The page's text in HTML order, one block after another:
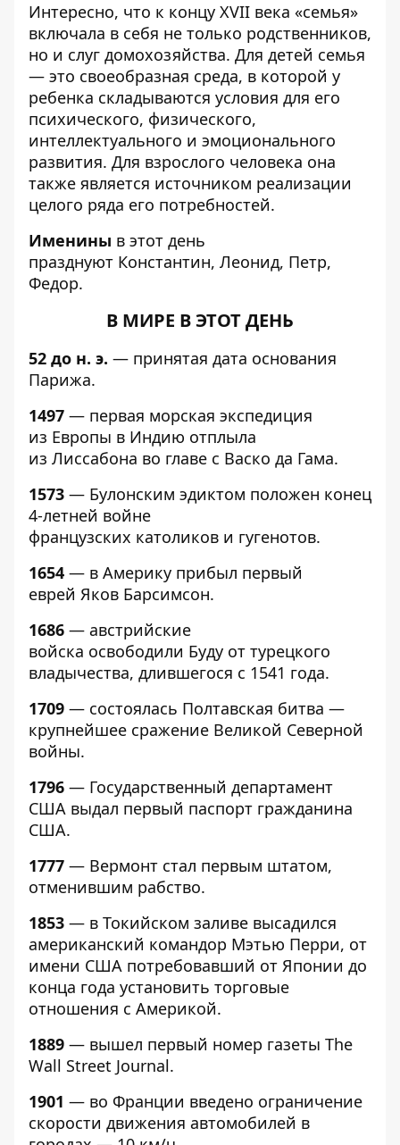
Интересно, что к концу ХVII века «семья»
включала в себя не только родственников,
но и слуг домохозяйства. Для детей семья
— это своеобразная среда, в которой у
ребенка складываются условия для его
психического, физического,
интеллектуального и эмоционального
развития. Для взрослого человека она
также является источником реализации
целого ряда его потребностей.
Именины в этот день
празднуют Константин, Леонид, Петр,
Федор.
В МИРЕ В ЭТОТ ДЕНЬ
52 до н. э. — принятая дата основания
Парижа.
1497 — первая морская экспедиция
из Европы в Индию отплыла
из Лиссабона во главе с Васко да Гама.
1573 — Булонским эдиктом положен конец
4-летней войне
французских католиков и гугенотов.
1654 — в Америку прибыл первый
еврей Яков Барсимсон.
1686 — австрийские
войска освободили Буду от турецкого
владычества, длившегося с 1541 года.
1709 — состоялась Полтавская битва —
крупнейшее сражение Великой Северной
войны.
1796 — Государственный департамент
США выдал первый паспорт гражданина
США.
1777 — Вермонт стал первым штатом,
отменившим рабство.
1853 — в Токийском заливе высадился
американский командор Мэтью Перри, от
имени США потребовавший от Японии до
конца года установить торговые
отношения с Америкой.
1889 — вышел первый номер газеты The
Wall Street Journal.
1901 — во Франции введено ограничение
скорости движения автомобилей в